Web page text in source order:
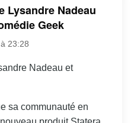
Lysandre Nadeau
Geek
23:28
Nadeau et
sa communauté en